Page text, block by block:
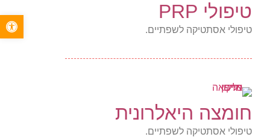
טיפולי PRP
טיפולי אסתטיקה לשפתיים.
חומצה היאלרונית
טיפולי אסתטיקה לשפתיים.
פתח